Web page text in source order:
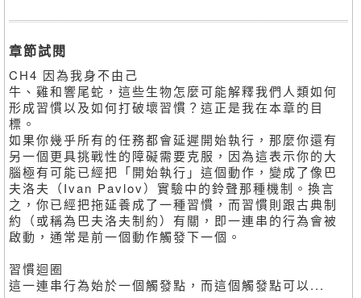
章節試閱
CH4 因為我身不由己
牛、雞和響尾蛇，這些生物怎麼可能解釋我們人類如何
形成習慣以及如何打破壞習慣？這正是我在本章的目
標。
如果你幾乎所有的任務都會延遲開始執行，那麼你還有
另一個更具挑戰性的障礙需要克服，因為這表示你的大
腦極有可能已經把「開始執行」這個動作，變成了像巴
夫洛夫（Ivan Pavlov）實驗中的鈴聲那種機制。換言
之，你已經把拖延養成了一種習慣，而習慣則跟古典制
約（或稱為巴夫洛夫制約）有關，即一連串的行為會被
啟動，通常是前一個動作觸發下一個。
習慣迴圈
這一連串行為始於一個觸發點，而這個觸發點可以...